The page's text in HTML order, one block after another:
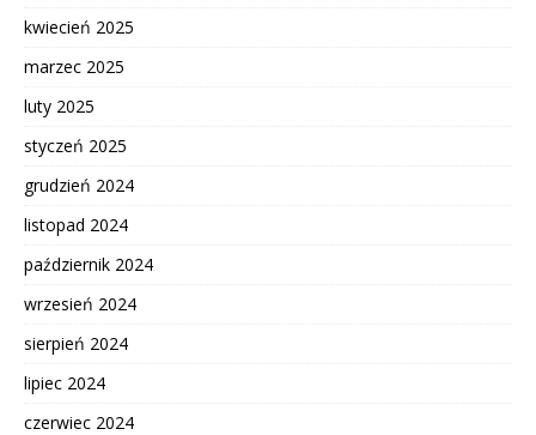
kwiecień 2025
marzec 2025
luty 2025
styczeń 2025
grudzień 2024
listopad 2024
październik 2024
wrzesień 2024
sierpień 2024
lipiec 2024
czerwiec 2024